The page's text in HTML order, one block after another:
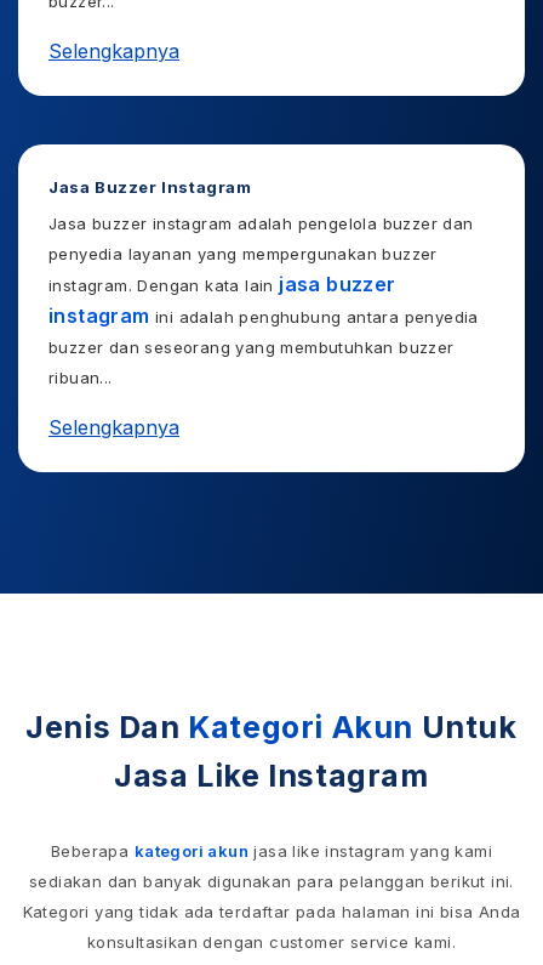
Selengkapnya
Jasa Buzzer Instagram
Jasa buzzer instagram adalah pengelola buzzer dan
penyedia layanan yang mempergunakan buzzer
instagram. Dengan kata lain jasa buzzer
instagram ini adalah penghubung antara penyedia
buzzer dan seseorang yang membutuhkan buzzer
ribuan...
Selengkapnya
Jenis Dan Kategori Akun Untuk
Jasa Like Instagram
Beberapa kategori akun jasa like instagram yang kami
sediakan dan banyak digunakan para pelanggan berikut ini.
Kategori yang tidak ada terdaftar pada halaman ini bisa Anda
konsultasikan dengan customer service kami.